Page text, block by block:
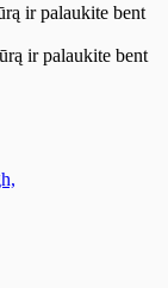
ir palaukite bent
ir palaukite bent